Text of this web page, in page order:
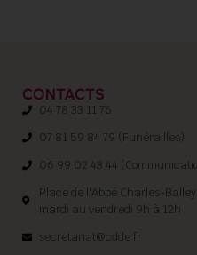
CONTACTS
04 78 33 11 76
07 81 59 84 79 (Funérailles)
06 99 02 43 44
Place de l'Abbé Charles-
mardi au vendredi 9h à 12h
secretariat@cdde.fr